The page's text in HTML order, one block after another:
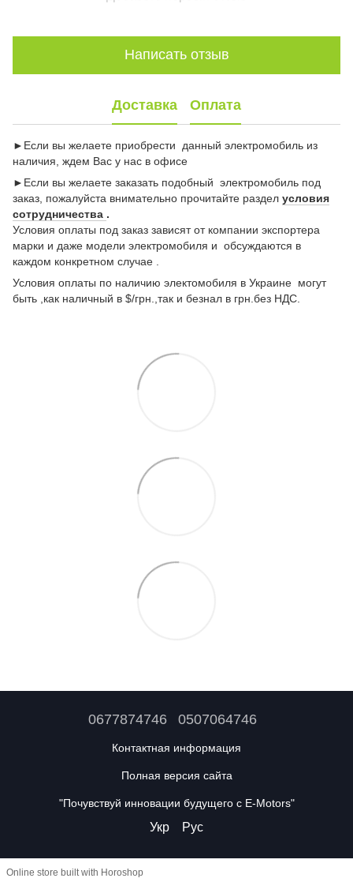
Написать отзыв
Доставка Оплата
►Если вы желаете приобрести данный электромобиль из
наличия, ждем Вас у нас в офисе
►Если вы желаете заказать подобный электромобиль под
заказ, пожалуйста внимательно прочитайте раздел условия
сотрудничества .
Условия оплаты под заказ зависят от компании экспортера
марки и даже модели электромобиля и обсуждаются в
каждом конкретном случае .
Условия оплаты по наличию электомобиля в Украине могут
быть ,как наличный в $/грн.,так и безнал в грн.без НДС.
0677874746 0507064746
Контактная информация
Полная версия сайта
"Почувствуй инновации будущего с E-Motors"
Укр Рус
Online store built with Horoshop